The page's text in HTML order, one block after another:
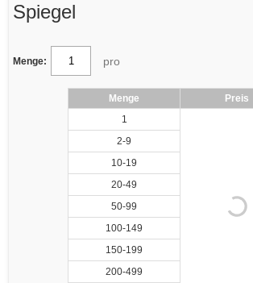
Spiegel
Menge: pro
Menge
Preis
1
2-9
10-19
20-49
50-99
100-149
150-199
200-499